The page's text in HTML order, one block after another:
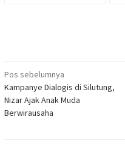
Navigasi
pos
Pos sebelumnya
Kampanye Dialogis di Silutung,
Nizar Ajak Anak Muda
Berwirausaha